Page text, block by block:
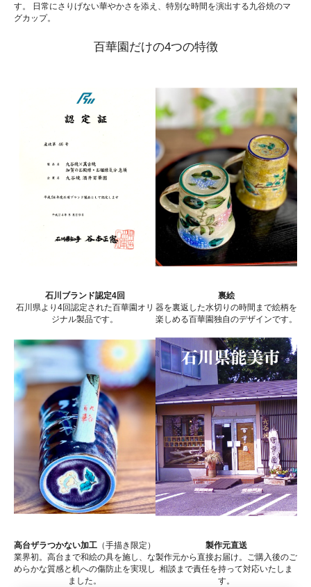
す。 日常にさりげない華やかさを添え、特別な時間を演出する九谷焼のマ
グカップ。
百華園だけの4つの特徴
石川ブランド認定4回
石川県より4回認定された百華園オリ
ジナル製品です。
裏絵
器を裏返した水切りの時間まで絵柄を
楽しめる百華園独自のデザインです。
高台ザラつかない加工 （手描き限定）
業界初。高台まで和絵の具を施し、な
めらかな質感と机への傷防止を実現し
ました。
製作元直送
製作元から直接お届け。ご購入後のご
相談まで責任を持って対応いたしま
す。